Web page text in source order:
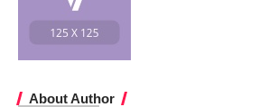
About Author